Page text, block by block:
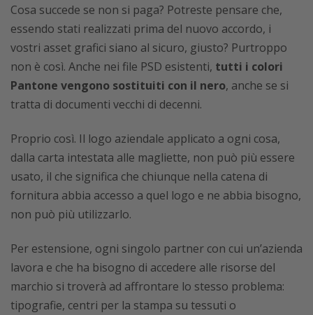
Cosa succede se non si paga? Potreste pensare che,
essendo stati realizzati prima del nuovo accordo, i
vostri asset grafici siano al sicuro, giusto? Purtroppo
non è così. Anche nei file PSD esistenti, tutti i colori
Pantone vengono sostituiti con il nero, anche se si
tratta di documenti vecchi di decenni.
Proprio così. Il logo aziendale applicato a ogni cosa,
dalla carta intestata alle magliette, non può più essere
usato, il che significa che chiunque nella catena di
fornitura abbia accesso a quel logo e ne abbia bisogno,
non può più utilizzarlo.
Per estensione, ogni singolo partner con cui un’azienda
lavora e che ha bisogno di accedere alle risorse del
marchio si troverà ad affrontare lo stesso problema:
tipografie, centri per la stampa su tessuti o